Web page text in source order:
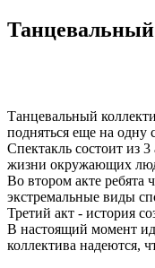
Танцевальный
подняться еще на одну
Спектакль состоит из
жизни окружающих
Во втором акте ребята
экстремальные виды
Третий акт - история
В настоящий момент
коллектива надеются,